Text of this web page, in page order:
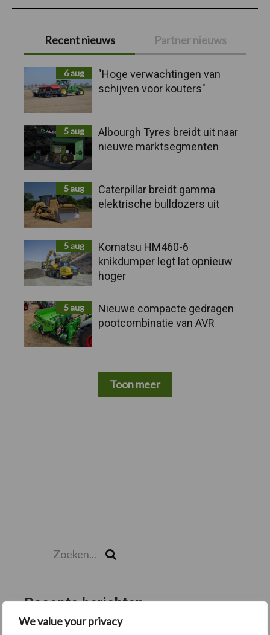
We value your privacy
van
1903
Primaire
Sidebar
Recent nieuws Partner nieuws
6 aug
"Hoge verwachtingen van
schijven voor kouters"
5 aug
Albourgh Tyres breidt uit naar
nieuwe marktsegmenten
5 aug
Caterpillar breidt gamma
elektrische bulldozers uit
5 aug
Komatsu HM460-6
knikdumper legt lat opnieuw
hoger
5 aug
Nieuwe compacte gedragen
pootcombinatie van AVR
Toon meer
Recente berichten
“Hoge verwachtingen van schijven voor kouters”